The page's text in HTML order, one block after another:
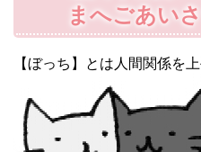
まへごあい
【ぼっち】とは人間関係を